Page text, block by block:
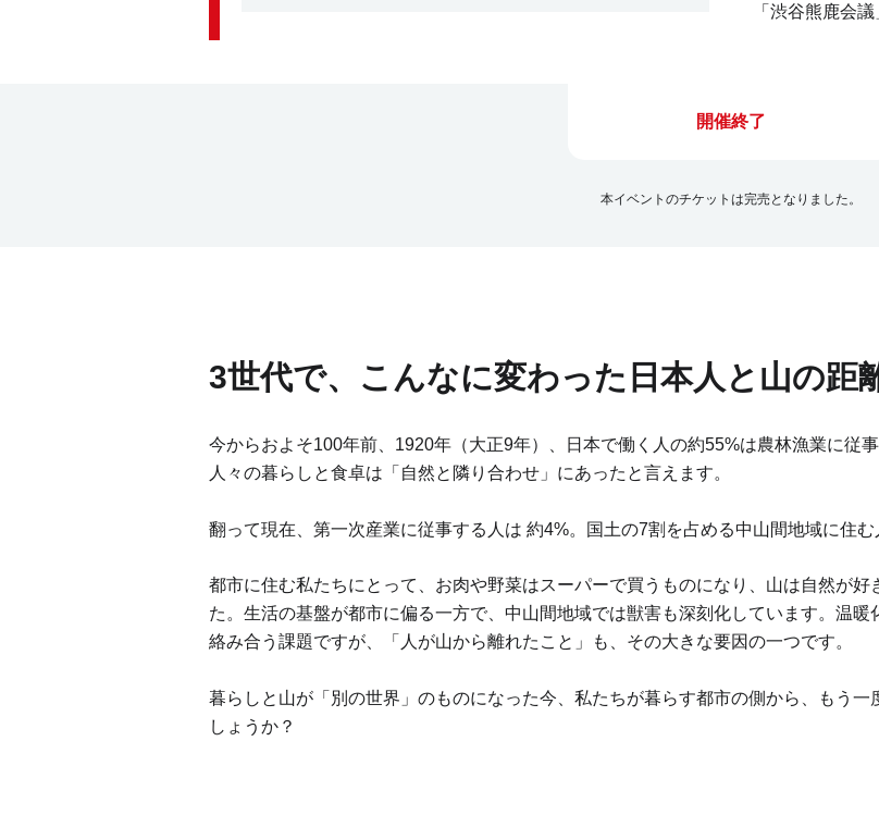
「渋谷熊鹿会
開催終了
本イベントのチケットは完売となりました。
3世代で、こんなに変わった日本人と山の距
今からおよそ100年前、1920年（大正9年）、日本で働く人の約55%は農林漁業に従
人々の暮らしと食卓は「自然と隣り合わせ」にあったと言えます。
翻って現在、第一次産業に従事する人は 約4%。国土の7割を占める中山間地域に住む
都市に住む私たちにとって、お肉や野菜はスーパーで買うものになり、山は自然が
た。生活の基盤が都市に偏る一方で、中山間地域では獣害も深刻化しています。温
絡み合う課題ですが、「人が山から離れたこと」も、その大きな要因の一つです。
暮らしと山が「別の世界」のものになった今、私たちが暮らす都市の側から、もう
しょうか？